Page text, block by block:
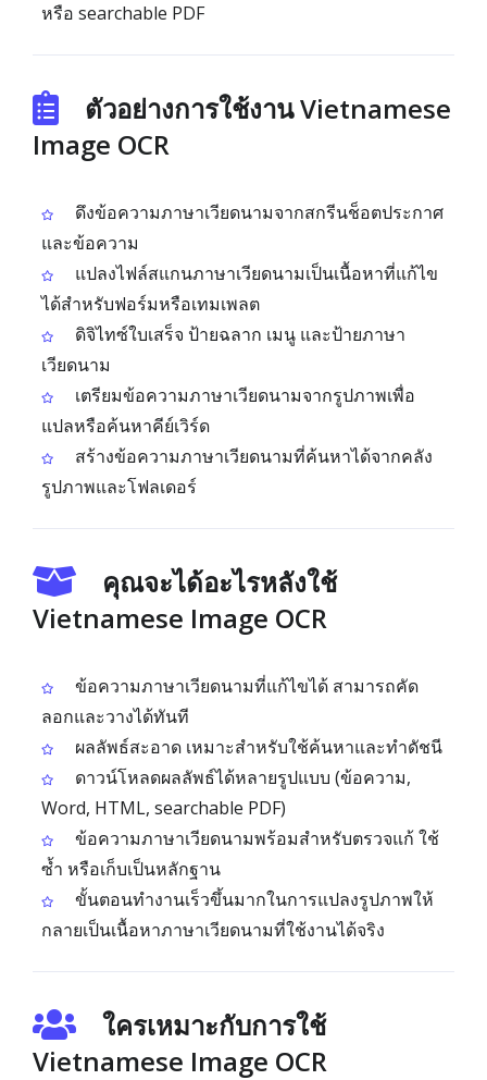
หรือ searchable PDF
ตัวอย่างการใช้งาน Vietnamese
Image OCR
ดึงข้อความภาษาเวียดนามจากสกรีนช็อตประกาศ
และข้อความ
แปลงไฟล์สแกนภาษาเวียดนามเป็นเนื้อหาที่แก้ไข
ได้สำหรับฟอร์มหรือเทมเพลต
ดิจิไทซ์ใบเสร็จ ป้ายฉลาก เมนู และป้ายภาษา
เวียดนาม
เตรียมข้อความภาษาเวียดนามจากรูปภาพเพื่อ
แปลหรือค้นหาคีย์เวิร์ด
สร้างข้อความภาษาเวียดนามที่ค้นหาได้จากคลัง
รูปภาพและโฟลเดอร์
คุณจะได้อะไรหลังใช้
Vietnamese Image OCR
ข้อความภาษาเวียดนามที่แก้ไขได้ สามารถคัด
ลอกและวางได้ทันที
ผลลัพธ์สะอาด เหมาะสำหรับใช้ค้นหาและทำดัชนี
ดาวน์โหลดผลลัพธ์ได้หลายรูปแบบ (ข้อความ,
Word, HTML, searchable PDF)
ข้อความภาษาเวียดนามพร้อมสำหรับตรวจแก้ ใช้
ซ้ำ หรือเก็บเป็นหลักฐาน
ขั้นตอนทำงานเร็วขึ้นมากในการแปลงรูปภาพให้
กลายเป็นเนื้อหาภาษาเวียดนามที่ใช้งานได้จริง
ใครเหมาะกับการใช้
Vietnamese Image OCR